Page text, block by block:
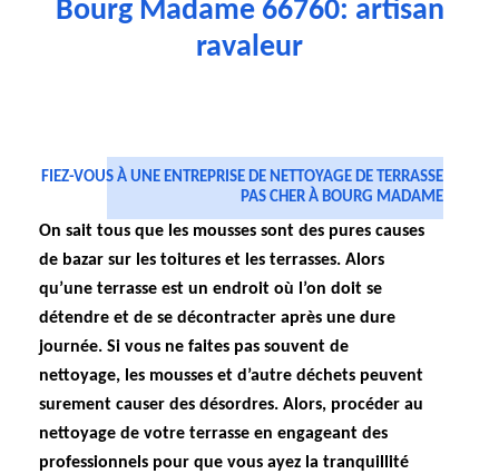
Bourg Madame 66760: artisan
ravaleur
FIEZ-VOUS À UNE ENTREPRISE DE NETTOYAGE DE TERRASSE
PAS CHER À BOURG MADAME
On sait tous que les mousses sont des pures causes
de bazar sur les toitures et les terrasses. Alors
qu’une terrasse est un endroit où l’on doit se
détendre et de se décontracter après une dure
journée. Si vous ne faites pas souvent de
nettoyage, les mousses et d’autre déchets peuvent
surement causer des désordres. Alors, procéder au
nettoyage de votre terrasse en engageant des
professionnels pour que vous ayez la tranquillité